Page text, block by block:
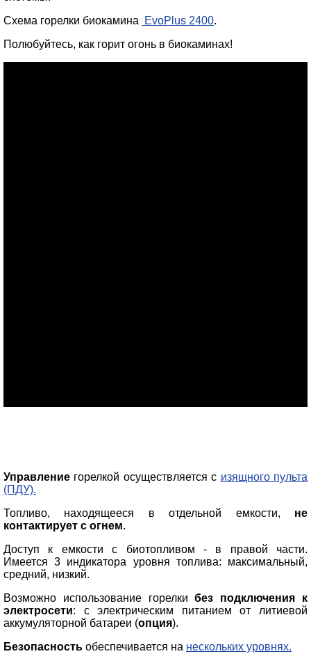
Схема горелки биокамина
EvoPlus 2400.
Полюбуйтесь, как горит огонь в биокаминах!
Управление горелкой осуществляется с изящного пульта
(ПДУ).
Топливо, находящееся в отдельной емкости, не
контактирует с огнем.
Доступ к емкости с биотопливом - в правой части.
Имеется 3 индикатора уровня топлива: максимальный,
средний, низкий.
Возможно использование горелкибез подключения к
электросети: с электрическим питанием от литиевой
аккумуляторной батареи (опция).
Безопасность обеспечивается на нескольких уровнях.